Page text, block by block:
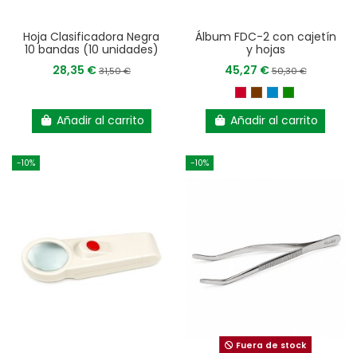
Hoja Clasificadora Negra
10 bandas (10 unidades)
28,35 €31,50 €
Añadir al carrito
Álbum FDC-2 con cajetín
y hojas
45,27 €50,30 €
Añadir al carrito
-10% -10%
Fuera de stock